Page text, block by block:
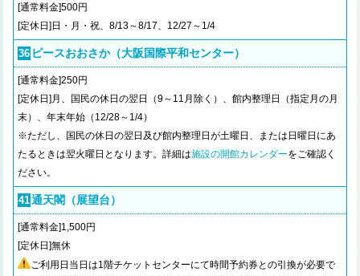
[通常料金]500円
[定休日]日・月・祝、8/13～8/17、12/27～1/4
36 ピースおおさか（大阪国際平和センター）
[通常料金]250円
[定休日]月、国民の休日の翌日（9～11月除く）、館内整理日（指定月の月
末）、年末年始（12/28～1/4）
※ただし、国民の休日の翌日及び館内整理日が土曜日、または日曜日にあ
たるときは翌火曜日となります。詳細は施設の開館カレンダーをご確認く
ださい。
41通天閣（展望台）
[通常料金]1,500円
[定休日]無休
ご利用日当日は1階チケットセンターにて時間予約券との引換が必要で